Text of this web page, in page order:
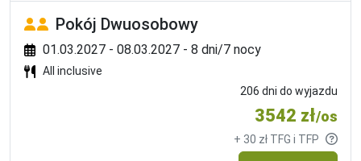
Pokój Dwuosobowy
01.03.2027 - 08.03.2027 - 8 dni/7 nocy
All inclusive
206 dni do wyjazdu
3542 zł/os
+ 30 zł TFG i TFP